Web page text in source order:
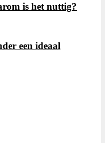
is het nuttig?
een ideaal